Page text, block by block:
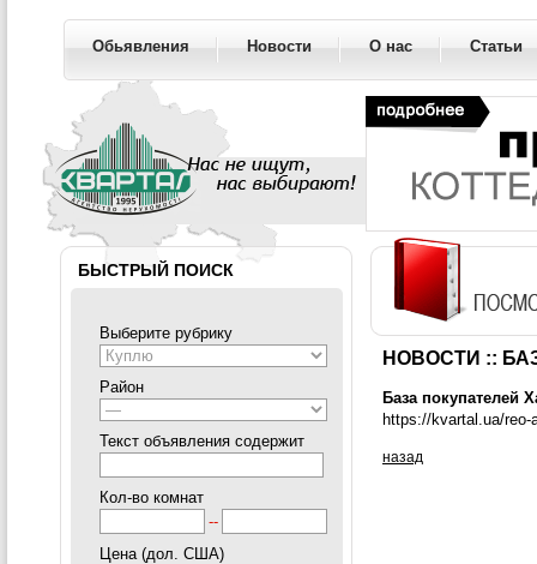
Обьявления Новости О нас Статьи
НОВОСТИ ::
База покупателей
https://kvartal.ua/reo-
назад
БЫСТРЫЙ ПОИСК
Выберите рубрику
Район
Текст объявления содержит
Кол-во комнат
--
Цена (дол. США)